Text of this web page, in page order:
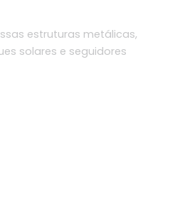
estruturas metálicas,
solares e seguidores